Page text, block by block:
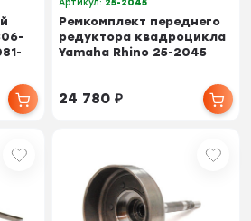
Ремкомплект переднего
редуктора квадроцикла
Yamaha Rhino 25-2045
24 780₽